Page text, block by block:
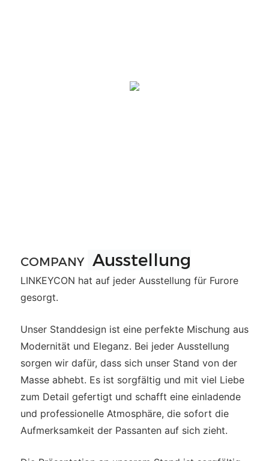
COMPANY Ausstellung
LINKEYCON hat auf jeder Ausstellung für Furore
gesorgt.
Unser Standdesign ist eine perfekte Mischung aus
Modernität und Eleganz. Bei jeder Ausstellung
sorgen wir dafür, dass sich unser Stand von der
Masse abhebt. Es ist sorgfältig und mit viel Liebe
zum Detail gefertigt und schafft eine einladende
und professionelle Atmosphäre, die sofort die
Aufmerksamkeit der Passanten auf sich zieht.